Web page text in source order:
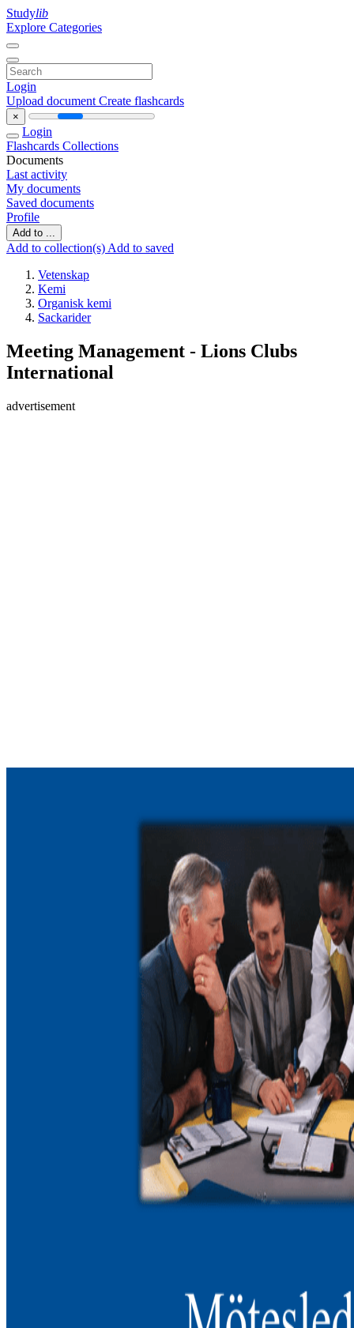
Studylib
Explore Categories
Login
Upload document Create flashcards
×
Login
Flashcards Collections
Documents
Last activity
My documents
Saved documents
Profile
Add to ...
Add to collection(s) Add to saved
Vetenskap
Kemi
Organisk kemi
Sackarider
Meeting Management - Lions Clubs
International
advertisement